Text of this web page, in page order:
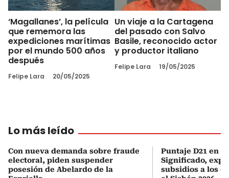
‘Magallanes’, la película
que rememora las
expediciones marítimas
por el mundo 500 años
después
Felipe Lara 20/05/2025
Un viaje a la Cartagena
del pasado con Salvo
Basile, reconocido actor
y productor italiano
Felipe Lara 19/05/2025
Lo más leído
Con nueva demanda sobre fraude
electoral, piden suspender
posesión de Abelardo de la
Puntaje D21 en
Significado,
subsidios a los